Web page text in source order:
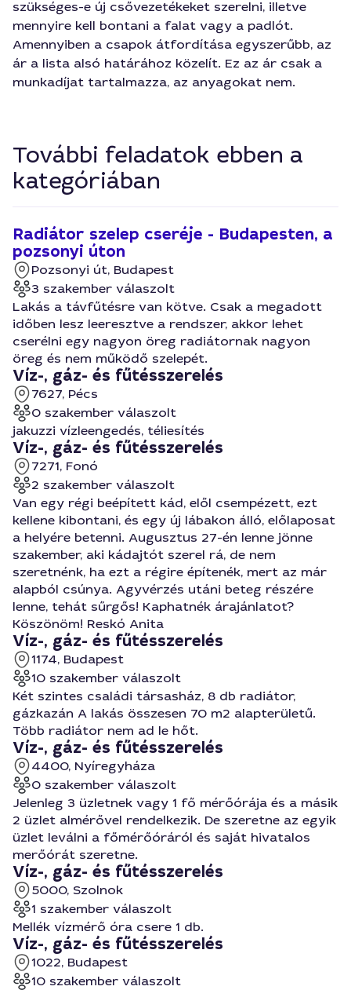
szükséges-e új csővezetékeket szerelni, illetve
mennyire kell bontani a falat vagy a padlót.
Amennyiben a csapok átfordítása egyszerűbb, az
ár a lista alsó határához közelít. Ez az ár csak a
munkadíjat tartalmazza, az anyagokat nem.
További feladatok ebben a
kategóriában
Radiátor szelep cseréje - Budapesten, a
pozsonyi úton
Pozsonyi út, Budapest
3 szakember válaszolt
Lakás a távfűtésre van kötve. Csak a megadott
időben lesz leeresztve a rendszer, akkor lehet
cserélni egy nagyon öreg radiátornak nagyon
öreg és nem működő szelepét.
Víz-, gáz- és fűtésszerelés
7627, Pécs
0 szakember válaszolt
jakuzzi vízleengedés, téliesítés
Víz-, gáz- és fűtésszerelés
7271, Fonó
2 szakember válaszolt
Van egy régi beépített kád, elől csempézett, ezt
kellene kibontani, és egy új lábakon álló, előlaposat
a helyére betenni. Augusztus 27-én lenne jönne
szakember, aki kádajtót szerel rá, de nem
szeretnénk, ha ezt a régire építenék, mert az már
alapból csúnya. Agyvérzés utáni beteg részére
lenne, tehát sűrgős! Kaphatnék árajánlatot?
Köszönöm! Reskó Anita
Víz-, gáz- és fűtésszerelés
1174, Budapest
10 szakember válaszolt
Két szintes családi társasház, 8 db radiátor,
gázkazán A lakás összesen 70 m2 alapterületű.
Több radiátor nem ad le hőt.
Víz-, gáz- és fűtésszerelés
4400, Nyíregyháza
0 szakember válaszolt
Jelenleg 3 üzletnek vagy 1 fő mérőórája és a másik
2 üzlet almérővel rendelkezik. De szeretne az egyik
üzlet leválni a főmérőóráról és saját hivatalos
merőórát szeretne.
Víz-, gáz- és fűtésszerelés
5000, Szolnok
1 szakember válaszolt
Mellék vízmérő óra csere 1 db.
Víz-, gáz- és fűtésszerelés
1022, Budapest
10 szakember válaszolt